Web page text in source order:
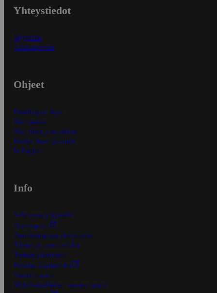
Yhteystiedot
Myymälät
Asiakaspalvelu
Ohjeet
Ensitilaajan ohjeet
Näin maksat
Näin tilaat ja muokkaat
Kaikki ohjeet ja vinkit
In English
Info
S-Business yrityksille
Oiva-raportit
Osuuskauppojen yhteystiedot
Tilaus- ja toimitusehdot
Tietosuojakäytäntö
Palvelun käyttöehdot
Saavutettavuus
Mobiilisovelluksen saavutettavuus